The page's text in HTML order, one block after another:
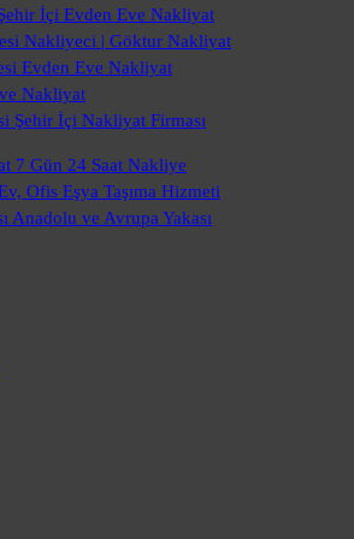
İçi Evden Eve Nakliyat
Nakliyeci | Göktur Nakliyat
Evden Eve Nakliyat
Nakliyat
Şehir İçi Nakliyat Firması
7 Gün 24 Saat Nakliye
Ofis Eşya Taşıma Hizmeti
Anadolu ve Avrupa Yakası